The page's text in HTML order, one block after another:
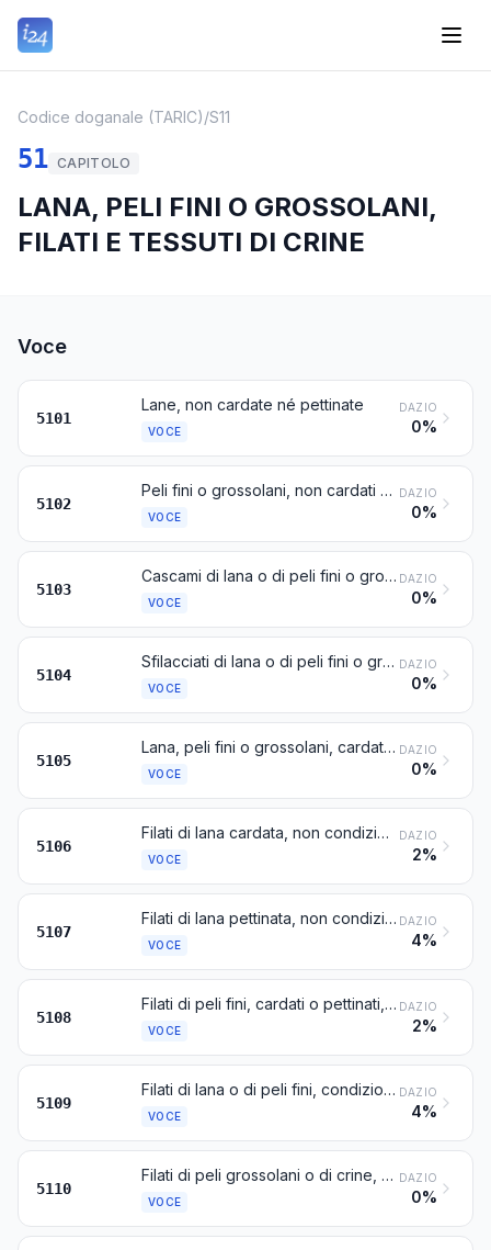
Codice doganale (TARIC)/S11
51 CAPITOLO
LANA, PELI FINI O GROSSOLANI,
FILATI E TESSUTI DI CRINE
Voce
5101
Lane, non cardate né pettinate
VOCE
DAZIO
0%
5102
Peli fini o grossolani, non cardati né pettinati
VOCE
DAZIO
0%
5103
Cascami di lana o di peli fini o grossolani, compresi i cascami di filati ma esclusi gli sfilacciati
VOCE
DAZIO
0%
5104
Sfilacciati di lana o di peli fini o grossolani
VOCE
DAZIO
0%
5105
Lana, peli fini o grossolani, cardati o pettinati (compresa la « lana pettinata alla rinfusa »)
VOCE
DAZIO
0%
5106
Filati di lana cardata, non condizionati per la vendita al minuto
VOCE
DAZIO
2%
5107
Filati di lana pettinata, non condizionati per la vendita al minuto
VOCE
DAZIO
4%
5108
Filati di peli fini, cardati o pettinati, non condizionati per la vendita al minuto
VOCE
DAZIO
2%
5109
Filati di lana o di peli fini, condizionati per la vendita al minuto
VOCE
DAZIO
4%
5110
Filati di peli grossolani o di crine, compresi i filati di crine spiralati (vergolinati), anche condizionati per la vendita al minuto
VOCE
DAZIO
0%